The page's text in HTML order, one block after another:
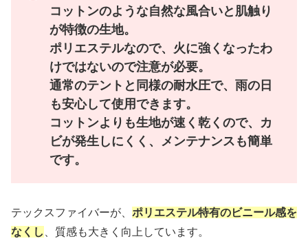
コットンのような自然な風合いと肌触り
が特徴の生地。
ポリエステルなので、火に強くなったわ
けではないので注意が必要。
通常のテントと同様の耐水圧で、雨の日
も安心して使用できます。
コットンよりも生地が速く乾くので、カ
ビが発生しにくく、メンテナンスも簡単
です。
テックスファイバーが、 ポリエステル特有のビニール感を
なくし
、質感も大きく向上しています。